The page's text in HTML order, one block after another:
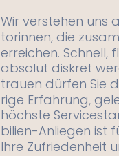
Wir verstehen uns
torinnen, die
erreichen. Schnell,
absolut diskret
trauen dürfen Sie
rige Erfahrung,
höchste
bilien-Anliegen ist
Ihre Zufriedenheit